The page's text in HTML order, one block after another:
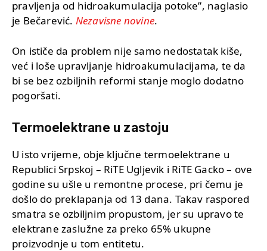
pravljenja od hidroakumulacija potoke”, naglasio
je Bečarević. Nezavisne novine.
On ističe da problem nije samo nedostatak kiše,
već i loše upravljanje hidroakumulacijama, te da
bi se bez ozbiljnih reformi stanje moglo dodatno
pogoršati.
Termoelektrane u zastoju
U isto vrijeme, obje ključne termoelektrane u
Republici Srpskoj – RiTE Ugljevik i RiTE Gacko – ove
godine su ušle u remontne procese, pri čemu je
došlo do preklapanja od 13 dana. Takav raspored
smatra se ozbiljnim propustom, jer su upravo te
elektrane zaslužne za preko 65% ukupne
proizvodnje u tom entitetu.